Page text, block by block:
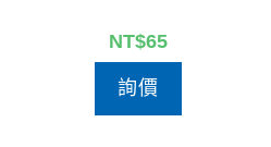
NT$65
詢價